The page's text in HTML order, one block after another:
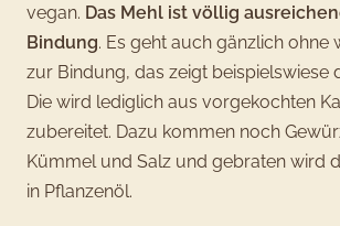
vegan. Das Mehl ist völlig
Bindung. Es geht auch gänzlich ohne
zur Bindung, das zeigt beispielswiese
Die wird lediglich aus vorgekochten
zubereitet. Dazu kommen noch
Kümmel und Salz und gebraten wird
in Pflanzenöl.